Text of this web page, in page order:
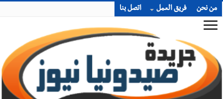
من نحن فريق العمل اتصل بنا